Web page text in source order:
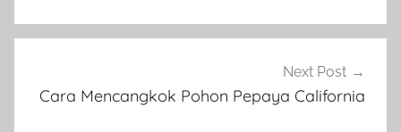
Next Post
Cara Mencangkok Pohon Pepaya California